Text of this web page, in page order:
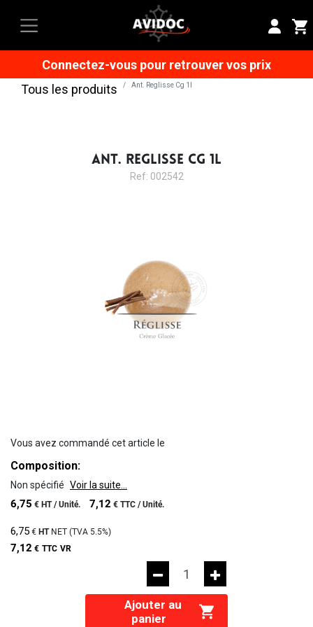
Connectez-vous pour retrouver vos prix
Tous les produits
Ant. Reglisse Cg 1l
ANT. REGLISSE CG 1L
Ref: 002542
Vous avez commandé cet article le
Composition:
Non spécifié Voir la suite...
6,75 € HT /Unité. 7,12 € TTC /Unité.
6,75 € HTNET (TVA 5.5%)
7,12 € TTC VR
Ajouter au
panier